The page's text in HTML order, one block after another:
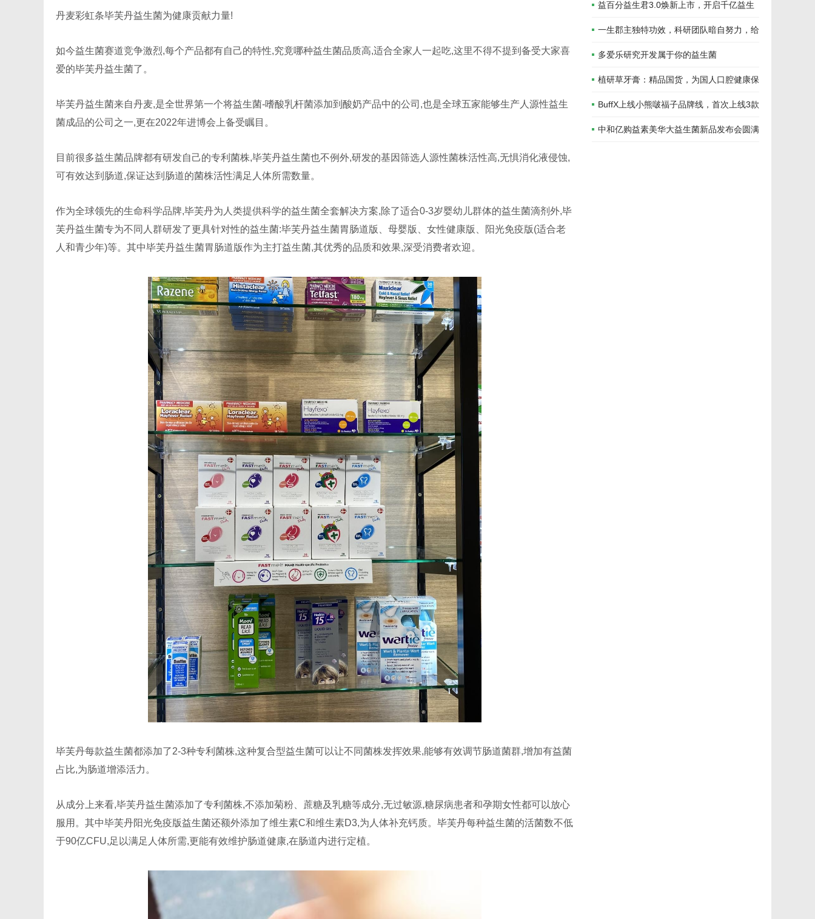
丹麦彩虹条毕芙丹益生菌为健康贡献力量!
如今益生菌赛道竞争激烈,每个产品都有自己的特性,究竟哪种益生菌品质高,适合全家人一起吃,这里不得不提到备受大家喜
爱的毕芙丹益生菌了。
毕芙丹益生菌来自丹麦,是全世界第一个将益生菌-嗜酸乳杆菌添加到酸奶产品中的公司,也是全球五家能够生产人源性益生
菌成品的公司之一,更在2022年进博会上备受瞩目。
目前很多益生菌品牌都有研发自己的专利菌株,毕芙丹益生菌也不例外,研发的基因筛选人源性菌株活性高,无惧消化液侵蚀,
可有效达到肠道,保证达到肠道的菌株活性满足人体所需数量。
作为全球领先的生命科学品牌,毕芙丹为人类提供科学的益生菌全套解决方案,除了适合0-3岁婴幼儿群体的益生菌滴剂外,毕
芙丹益生菌专为不同人群研发了更具针对性的益生菌:毕芙丹益生菌胃肠道版、母婴版、女性健康版、阳光免疫版(适合老
人和青少年)等。其中毕芙丹益生菌胃肠道版作为主打益生菌,其优秀的品质和效果,深受消费者欢迎。
毕芙丹每款益生菌都添加了2-3种专利菌株,这种复合型益生菌可以让不同菌株发挥效果,能够有效调节肠道菌群,增加有益菌
占比,为肠道增添活力。
从成分上来看,毕芙丹益生菌添加了专利菌株,不添加菊粉、蔗糖及乳糖等成分,无过敏源,糖尿病患者和孕期女性都可以放心
服用。其中毕芙丹阳光免疫版益生菌还额外添加了维生素C和维生素D3,为人体补充钙质。毕芙丹每种益生菌的活菌数不低
于90亿CFU,足以满足人体所需,更能有效维护肠道健康,在肠道内进行定植。
益百分益生君3.0焕新上市，开启千亿益生
菌新时代
一生郡主独特功效，科研团队暗自努力，给
予社会最好的温柔
多爱乐研究开发属于你的益生菌
植研草牙膏：精品国货，为国人口腔健康保
驾护航
BuffX上线小熊啵福子品牌线，首次上线3款
新品
中和亿购益素美华大益生菌新品发布会圆满